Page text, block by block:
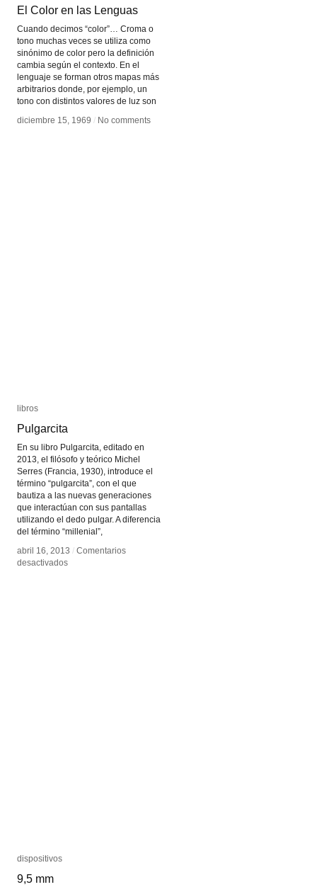
El Color en las Lenguas
Cuando decimos “color”… Croma o
tono muchas veces se utiliza como
sinónimo de color pero la definición
cambia según el contexto. En el
lenguaje se forman otros mapas más
arbitrarios donde, por ejemplo, un
tono con distintos valores de luz son
diciembre 15, 1969 / No comments
El Color en las Lenguas
diciembre 15, 1969 / No comments
libros
Pulgarcita
En su libro Pulgarcita, editado en
2013, el filósofo y teórico Michel
Serres (Francia, 1930), introduce el
término “pulgarcita”, con el que
bautiza a las nuevas generaciones
que interactúan con sus pantallas
utilizando el dedo pulgar. A diferencia
del término “millenial”,
abril 16, 2013 / Comentarios
desactivadosen
libros
Pulgarcita
abril 16, 2013 / Comentarios
desactivadosen
dispositivos
9,5 mm
dispositivos
9,5 mm